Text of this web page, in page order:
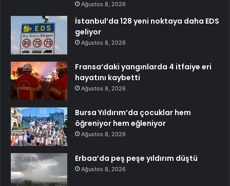
Ağustos 8, 2026
İstanbul’da 128 yeni noktaya daha EDS
geliyor
Ağustos 8, 2026
Fransa’daki yangınlarda 4 itfaiye eri
hayatını kaybetti
Ağustos 8, 2026
Bursa Yıldırım’da çocuklar hem
öğreniyor hem eğleniyor
Ağustos 8, 2026
Erbaa’da peş peşe yıldırım düştü
Ağustos 8, 2026